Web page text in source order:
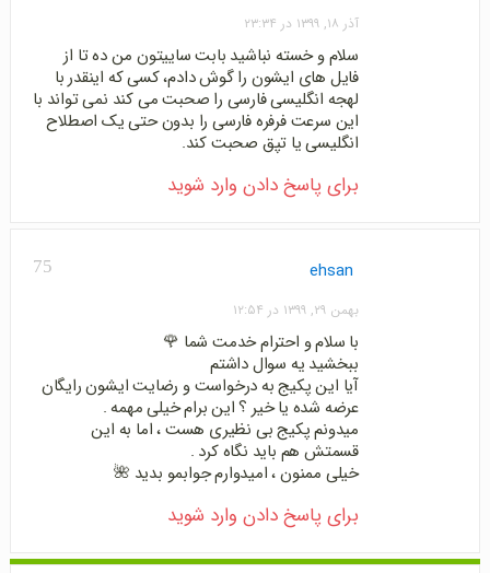
آذر ۱۸, ۱۳۹۹ در ۲۳:۳۴
سلام و خسته نباشید بابت ساییتون من ده تا از
فایل های ایشون را گوش دادم، کسی که اینقدر با
لهجه انگلیسی فارسی را صحبت می کند نمی تواند با
این سرعت فرفره فارسی را بدون حتی یک اصطلاح
انگلیسی یا تپق صحبت کند.
برای پاسخ دادن وارد شوید
75 ehsan
بهمن ۲۹, ۱۳۹۹ در ۱۲:۵۴
با سلام و احترام خدمت شما 🌹
ببخشید یه سوال داشتم
آیا این پکیج به درخواست و رضایت ایشون رایگان
عرضه شده یا خیر ؟ این برام خیلی مهمه .
میدونم پکیج بی نظیری هست ، اما به این
قسمتش هم باید نگاه کرد .
خیلی ممنون ، امیدوارم جوابمو بدید 🌺
برای پاسخ دادن وارد شوید